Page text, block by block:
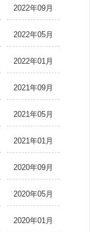
2022年09月
2022年05月
2022年01月
2021年09月
2021年05月
2021年01月
2020年09月
2020年05月
2020年01月